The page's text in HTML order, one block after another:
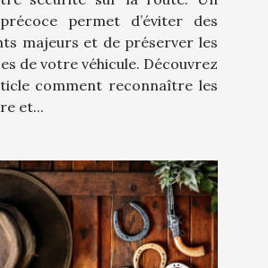
permet d’éviter des
majeurs et de préserver les
de votre véhicule. Découvrez
comment reconnaître les
et...